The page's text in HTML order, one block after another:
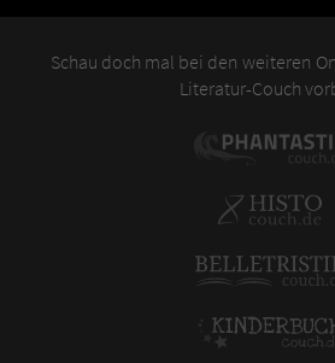
Schau doch mal bei den weiteren
Literatur-Couch